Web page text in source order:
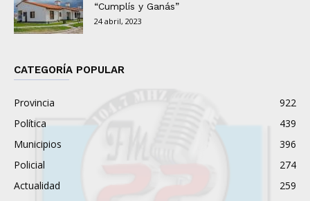
“Cumplís y Ganás”
24 abril, 2023
CATEGORÍA POPULAR
Provincia
922
Política
439
Municipios
396
Policial
274
Actualidad
259